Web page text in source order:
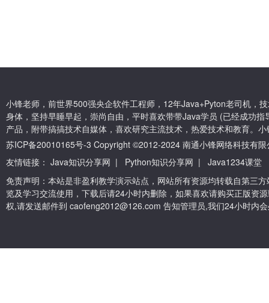
小锋老师，前世界500强央企软件工程师，12年Java+Pyton老司机，
身体，坚持早睡早起，崇尚自由，平时喜欢带带Java学员 (已经成功
产品，附带搞搞技术自媒体，喜欢研究主流技术，热爱技术和教育。
苏ICP备20010165号-3 Copyright ©2012-2024 南通小锋网络科技有限
友情链接： Java知识分享网 | Python知识分享网 |
Java1234课堂
免责声明：本站是非盈利教学演示站点，网站所有资源均转载自第三
览及学习交流使用，下载后请24小时内删除，如果喜欢请购买正版资
权,请发送邮件到 caofeng2012@126.com 告知管理员,我们24小时内